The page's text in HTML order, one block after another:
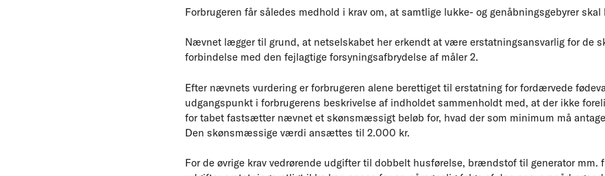
Forbrugeren får således medhold i krav om, at samtlige lukke- og genåbningsgebyrer skal
Nævnet lægger til grund, at netselskabet her erkendt at være erstatningsansvarlig for de
forbindelse med den fejlagtige forsyningsafbrydelse af måler 2.
Efter nævnets vurdering er forbrugeren alene berettiget til erstatning for fordærvede
udgangspunkt i forbrugerens beskrivelse af indholdet sammenholdt med, at der ikke
for tabet fastsætter nævnet et skønsmæssigt beløb for, hvad der som minimum må
Den skønsmæssige værdi ansættes til 2.000 kr.
For de øvrige krav vedrørende udgifter til dobbelt husførelse, brændstof til generator